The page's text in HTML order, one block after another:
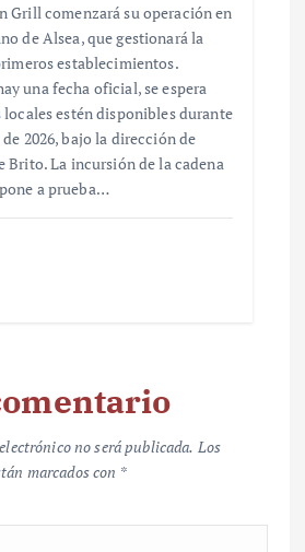
Grill comenzará su operación en
de Alsea, que gestionará la
establecimientos.
una fecha oficial, se espera
estén disponibles durante
2026, bajo la dirección de
Brito. La incursión de la cadena
a prueba…
no será publicada. Los
marcados con *